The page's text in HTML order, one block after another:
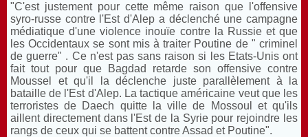
"C'est justement pour cette même raison que l'offensive
syro-russe contre l'Est d'Alep a déclenché une campagne
médiatique d'une violence inouïe contre la Russie et que
les Occidentaux se sont mis à traiter Poutine de " criminel
de guerre" . Ce n'est pas sans raison si les Etats-Unis ont
fait tout pour que Bagdad retarde son offensive contre
Moussel et qu'il la déclenche juste parallèlement à la
bataille de l'Est d'Alep. La tactique américaine veut que les
terroristes de Daech quitte la ville de Mossoul et qu'ils
aillent directement dans l'Est de la Syrie pour rejoindre les
rangs de ceux qui se battent contre Assad et Poutine".